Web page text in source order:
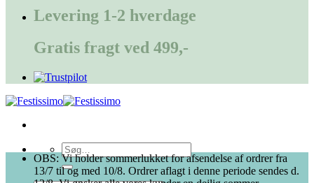
Levering 1-2 hverdage
Gratis fragt ved 499,-
Søg
efter:
OBS: Vi holder sommerlukket for afsendelse af ordrer fra
13/7 til og med 10/8. Ordrer aflagt i denne periode sendes d.